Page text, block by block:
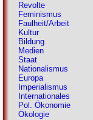
Revolte
Feminismus
Faulheit/Arbeit
Kultur
Bildung
Medien
Staat
Nationalismus
Europa
Imperialismus
Internationales
Pol. Ökonomie
Ökologie